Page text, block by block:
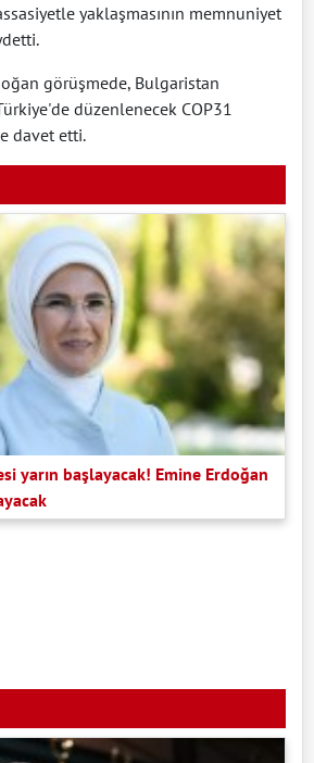
yaklaşmasının memnuniyet
görüşmede, Bulgaristan
düzenlenecek COP31
davet etti.
yarın başlayacak! Emine Erdoğan